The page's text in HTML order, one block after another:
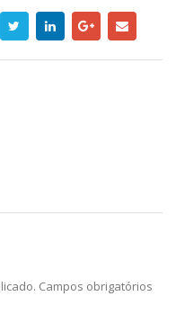
Campos obrigatórios